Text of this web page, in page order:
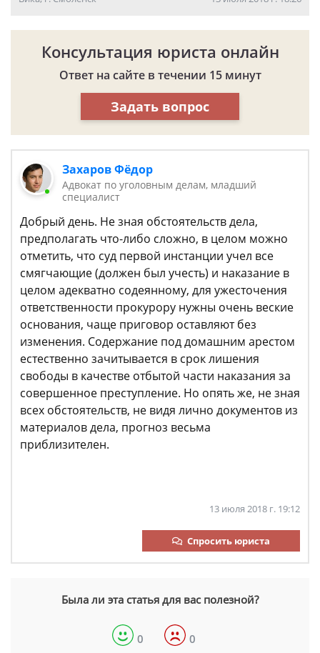
Консультация юриста онлайн
Ответ на сайте в течении 15 минут
Задать вопрос
Захаров Фёдор
Адвокат по уголовным делам, младший
специалист
Добрый день. Не зная обстоятельств дела,
предполагать что-либо сложно, в целом можно
отметить, что суд первой инстанции учел все
смягчающие (должен был учесть) и наказание в
целом адекватно содеянному, для ужесточения
ответственности прокурору нужны очень веские
основания, чаще приговор оставляют без
изменения. Содержание под домашним арестом
естественно зачитывается в срок лишения
свободы в качестве отбытой части наказания за
совершенное преступление. Но опять же, не зная
всех обстоятельств, не видя лично документов из
материалов дела, прогноз весьма
приблизителен.
13 июля 2018 г. 19:12
Спросить юриста
Была ли эта статья для вас полезной?
0 0